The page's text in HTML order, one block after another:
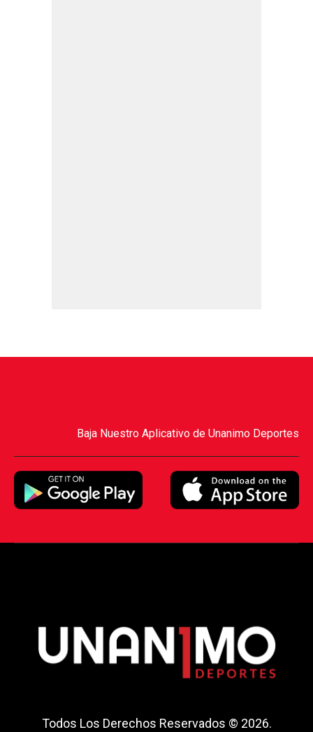
Baja Nuestro Aplicativo de Unanimo Deportes
Todos Los Derechos Reservados © 2026.